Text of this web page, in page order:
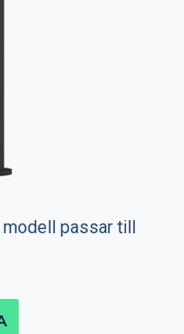
passar till